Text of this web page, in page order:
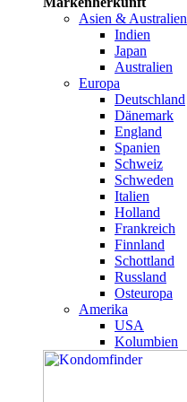
Asien & Australien
Indien
Japan
Australien
Europa
Deutschland
Dänemark
England
Spanien
Schweiz
Schweden
Italien
Holland
Frankreich
Finnland
Schottland
Russland
Osteuropa
Amerika
USA
Kolumbien